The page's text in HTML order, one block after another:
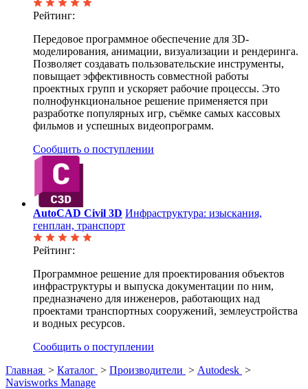
Рейтинг:
Передовое программное обеспечение для 3D-
моделирования, анимации, визуализации и рендеринга.
Позволяет создавать пользовательские инструменты,
повыщает эффективность совместной работы
проектных групп и ускоряет рабочие процессы. Это
полнофункциональное решение применяется при
разработке популярных игр, съёмке самых кассовых
фильмов и успешных видеопрограмм.
Сообщить о поступлении
AutoCAD Civil 3D Инфраструктура: изыскания,
генплан, транспорт
Рейтинг:
Программное решение для проектирования объектов
инфраструктуры и выпуска документации по ним,
предназначено для инженеров, работающих над
проектами транспортных сооружений, землеустройства
и водных ресурсов.
Сообщить о поступлении
Главная > Каталог > Производители > Autodesk >
Navisworks Manage